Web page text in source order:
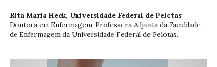
Rita Maria Heck, Universidade Federal de Pelotas
Doutora em Enfermagem. Professora Adjunta da Faculdade
de Enfermagem da Universidade Federal de Pelotas.